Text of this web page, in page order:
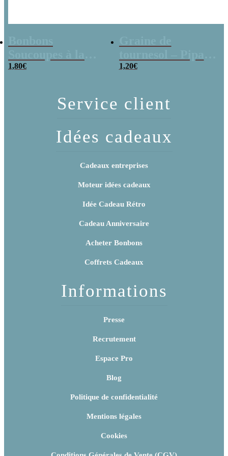
poudre (x20)
1,80€
x 3
1,20€
Service client
Idées cadeaux
Cadeaux entreprises
Moteur idées cadeaux
Idée Cadeau Rétro
Cadeau Anniversaire
Acheter Bonbons
Coffrets Cadeaux
Informations
Presse
Recrutement
Espace Pro
Blog
Politique de confidentialité
Mentions légales
Cookies